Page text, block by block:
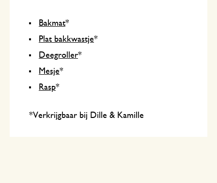
Bakmat*
Plat bakkwastje*
Deegroller*
Mesje*
Rasp*
*Verkrijgbaar bij Dille & Kamille